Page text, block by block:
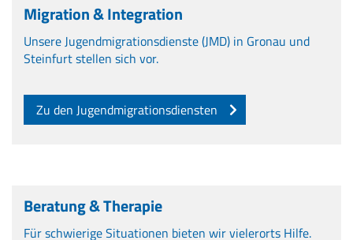
Migration & Integration
Unsere Jugendmigrationsdienste (JMD) in Gronau und
Steinfurt stellen sich vor.
Zu den Jugendmigrationsdiensten
Beratung & Therapie
Für schwierige Situationen bieten wir vielerorts Hilfe.